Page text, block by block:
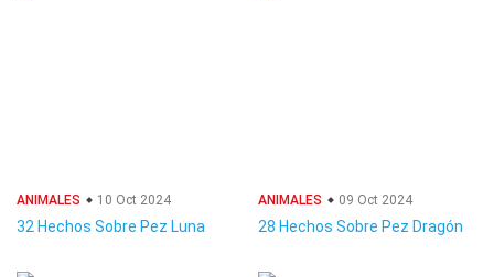
ANIMALES 10 Oct 2024
32 Hechos Sobre Pez Luna
ANIMALES 09 Oct 2024
28 Hechos Sobre Pez Dragón